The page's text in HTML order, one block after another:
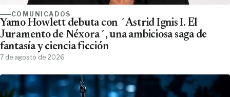
COMUNICADOS
Yamo Howlett debuta con ´Astrid Ignis I. El
Juramento de Néxora´, una ambiciosa saga de
fantasía y ciencia ficción
7 de agosto de 2026